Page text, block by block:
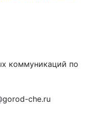
коммуникаций по
che.ru